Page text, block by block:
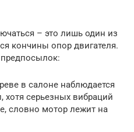
– это лишь один из
кончины опор двигателя.
в салоне наблюдается
хотя серьезных вибраций
словно мотор лежит на